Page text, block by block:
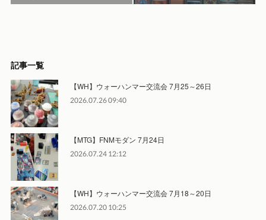
記事一覧
【WH】ウォーハンマー交流会 7月25～26日
2026.07.26 09:40
【MTG】FNMモダン 7月24日
2026.07.24 12:12
【WH】ウォーハンマー交流会 7月18～20日
2026.07.20 10:25